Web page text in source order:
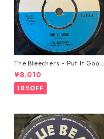
The Bleechers - Put It Good
【7-21637】
¥8,010
10%OFF